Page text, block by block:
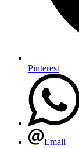
Pinterest
Email